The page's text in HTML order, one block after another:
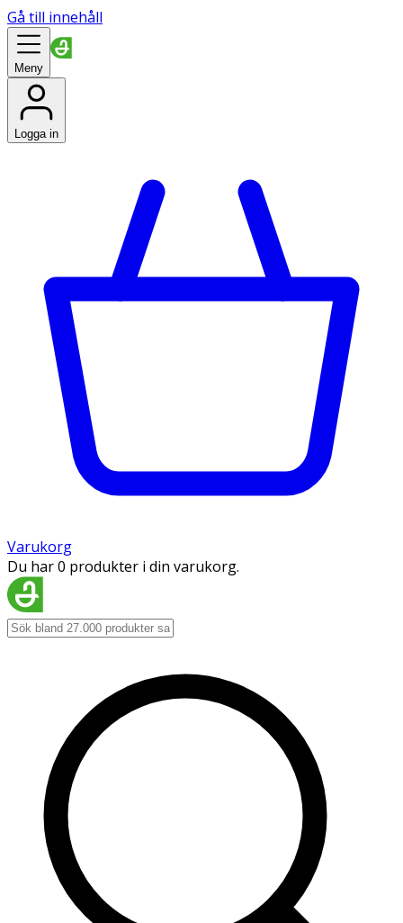
Gå till innehåll
Meny
Logga in
Varukorg
Du har 0 produkter i din varukorg.